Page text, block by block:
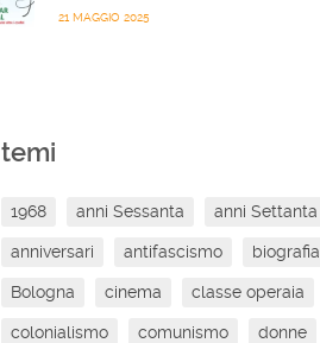
21 MAGGIO 2025
temi
1968 anni Sessanta anni Settanta
anniversari antifascismo biografia
Bologna cinema classe operaia
colonialismo comunismo donne